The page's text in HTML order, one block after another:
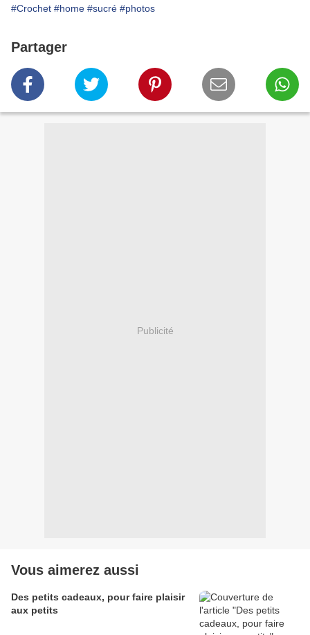
#Crochet #home #sucré #photos
Partager
Publicité
Vous aimerez aussi
Des petits cadeaux, pour faire plaisir
aux petits